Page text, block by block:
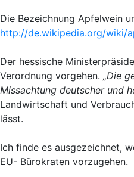
Die Bezeichnung Apfelwein
http://de.wikipedia.org/wiki/
Der hessische
Verordnung vorgehen. „Die
Missachtung deutscher und
Landwirtschaft und
lässt.
Ich finde es ausgezeichnet,
EU- Bürokraten vorzugehen.